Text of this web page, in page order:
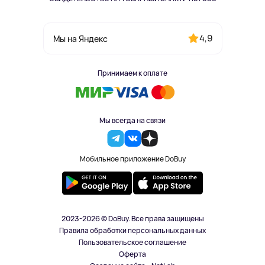
Мы на Яндекс 4,9
Принимаем к оплате
Мы всегда на связи
Мобильное приложение DoBuy
2023-2026 © DoBuy. Все права защищены
Правила обработки персональных данных
Пользовательское соглашение
Оферта